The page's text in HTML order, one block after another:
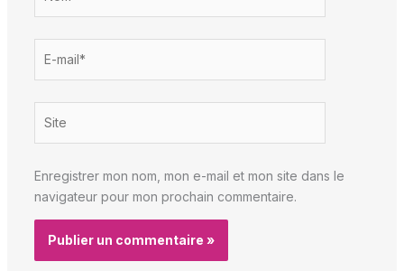
mail*
Enregistrer mon nom, mon e-mail et mon site dans le
navigateur pour mon prochain commentaire.